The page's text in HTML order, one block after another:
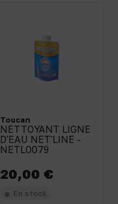
Toucan
NETTOYANT LIGNE
D'EAU NET'LINE -
NETL0079
Prix
20,00 €
En stock